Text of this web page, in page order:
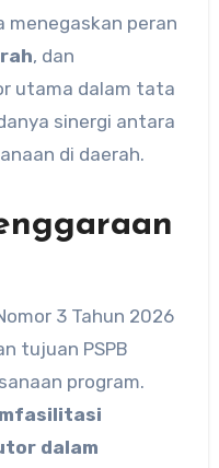
menegaskan peran
, dan
utama dalam tata
sinergi antara
di daerah.
3 Tahun 2026
tujuan PSPB
program.
dalam